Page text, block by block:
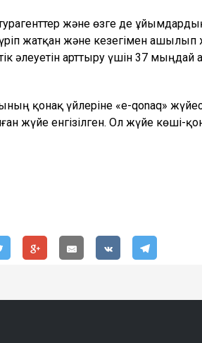
және өзге де
жатқан және кезегімен ашылып
әлеуетін арттыру үшін 37
қонақ үйлеріне «e-qonaq»
жүйе енгізілген. Ол жүйе көші-